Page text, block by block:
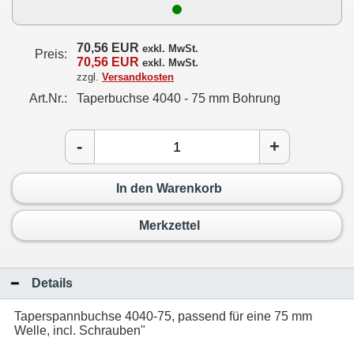
Preis: 70,56 EUR exkl. MwSt.
70,56 EUR exkl. MwSt.
zzgl. Versandkosten
Art.Nr.: Taperbuchse 4040 - 75 mm Bohrung
- +
In den Warenkorb
Merkzettel
Details
Taperspannbuchse 4040-75, passend für eine 75 mm
Welle, incl. Schrauben"